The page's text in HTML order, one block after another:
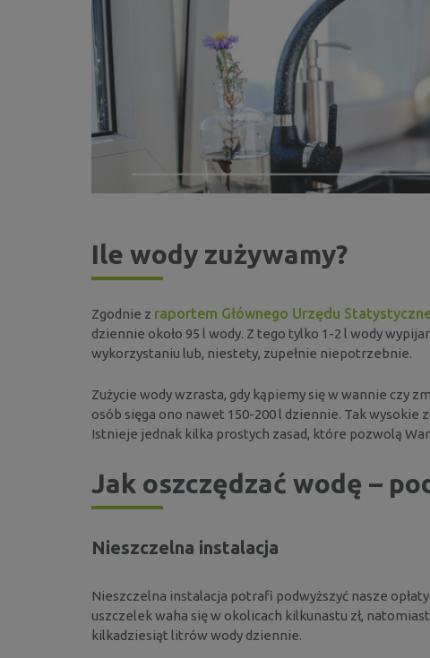
Ile wody zużywamy?
Zgodnie z raportem Głównego Urzędu
dziennie około 95 l wody. Z tego tylko 1-2 l wody
wykorzystaniu lub, niestety, zupełnie niepotrzebnie.
Zużycie wody wzrasta, gdy kąpiemy się w wannie czy
osób sięga ono nawet 150-200 l dziennie. Tak
Istnieje jednak kilka prostych zasad, które pozwolą
Jak oszczędzać wodę –
Nieszczelna instalacja
Nieszczelna instalacja potrafi podwyższyć nasze
uszczelek waha się w okolicach kilkunastu zł,
kilkadziesiąt litrów wody dziennie.